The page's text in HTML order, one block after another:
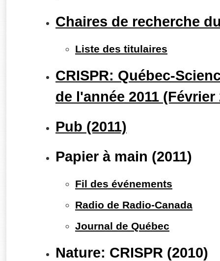
Chaires de recherche
Liste des titulaires
CRISPR: Québec-
de l'année 2011 (Février
Pub (2011)
Papier à main (2011)
Fil des événements
Radio de Radio-Canada
Journal de Québec
Nature: CRISPR (2010)